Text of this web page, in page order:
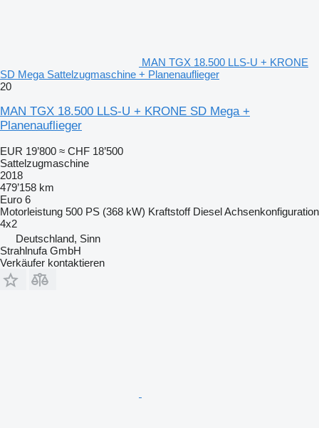
MAN TGX 18.500 LLS-U + KRONE
SD Mega Sattelzugmaschine + Planenauflieger
20
MAN TGX 18.500 LLS-U + KRONE SD Mega +
Planenauflieger
EUR 19’800 ≈ CHF 18’500
Sattelzugmaschine
2018
479’158 km
Euro 6
Motorleistung 500 PS (368 kW) Kraftstoff DieselAchsenkonfiguration
4x2
Deutschland, Sinn
Strahlnufa GmbH
Verkäufer kontaktieren